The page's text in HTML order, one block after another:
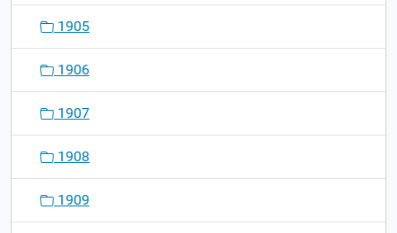
1905
1906
1907
1908
1909